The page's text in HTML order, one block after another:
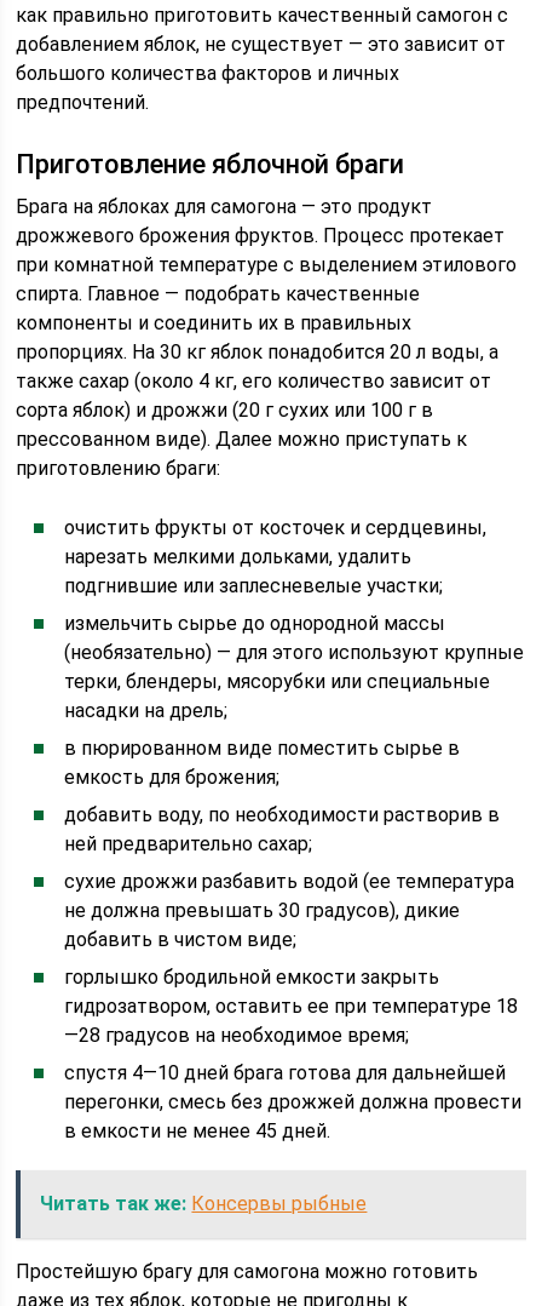
как правильно приготовить качественный самогон с
добавлением яблок, не существует — это зависит от
большого количества факторов и личных
предпочтений.
Приготовление яблочной браги
Брага на яблоках для самогона — это продукт
дрожжевого брожения фруктов. Процесс протекает
при комнатной температуре с выделением этилового
спирта. Главное — подобрать качественные
компоненты и соединить их в правильных
пропорциях. На 30 кг яблок понадобится 20 л воды, а
также сахар (около 4 кг, его количество зависит от
сорта яблок) и дрожжи (20 г сухих или 100 г в
прессованном виде). Далее можно приступать к
приготовлению браги:
очистить фрукты от косточек и сердцевины,
нарезать мелкими дольками, удалить
подгнившие или заплесневелые участки;
измельчить сырье до однородной массы
(необязательно) — для этого используют крупные
терки, блендеры, мясорубки или специальные
насадки на дрель;
в пюрированном виде поместить сырье в
емкость для брожения;
добавить воду, по необходимости растворив в
ней предварительно сахар;
сухие дрожжи разбавить водой (ее температура
не должна превышать 30 градусов), дикие
добавить в чистом виде;
горлышко бродильной емкости закрыть
гидрозатвором, оставить ее при температуре 18
—28 градусов на необходимое время;
спустя 4—10 дней брага готова для дальнейшей
перегонки, смесь без дрожжей должна провести
в емкости не менее 45 дней.
Читать так же: Консервы рыбные
Простейшую брагу для самогона можно готовить
даже из тех яблок, которые не пригодны к